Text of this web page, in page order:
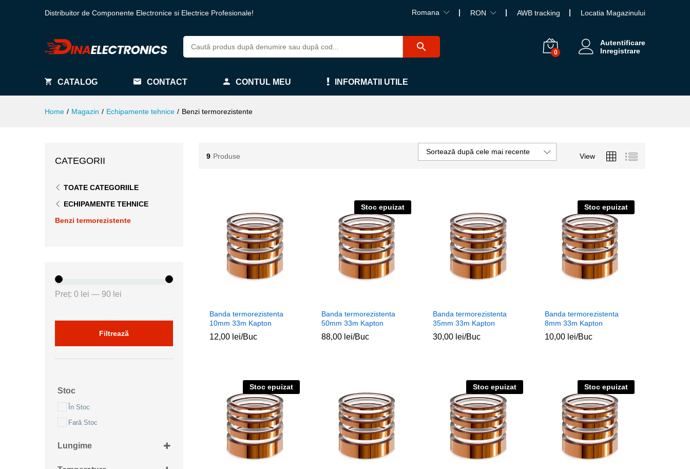
Distribuitor de Componente Electronice si Electrice Profesionale! Romana RON AWB tracking Locatia Magazinului
0
Autentificare
Inregistrare
CATALOG CONTACT CONTUL MEU INFORMATII UTILE
Home / Magazin / Echipamente tehnice / Benzi termorezistente
9 Produse View
Sortează după cele mai recente
Banda termorezistenta
10mm 33m Kapton
12,00 lei/Buc
12,00 lei
Stoc epuizat
Banda termorezistenta
50mm 33m Kapton
88,00 lei/Buc
88,00 lei
Banda termorezistenta
35mm 33m Kapton
30,00 lei/Buc
30,00 lei
Stoc epuizat
Banda termorezistenta
8mm 33m Kapton
10,00 lei/Buc
10,00 lei
Stoc epuizat Stoc epuizat Stoc epuizat
CATEGORII
TOATE CATEGORIILE
ECHIPAMENTE TEHNICE
Benzi termorezistente
Filtrează
Preț: 0 lei — 90 lei
Stoc
În Stoc
Fară Stoc
Lungime